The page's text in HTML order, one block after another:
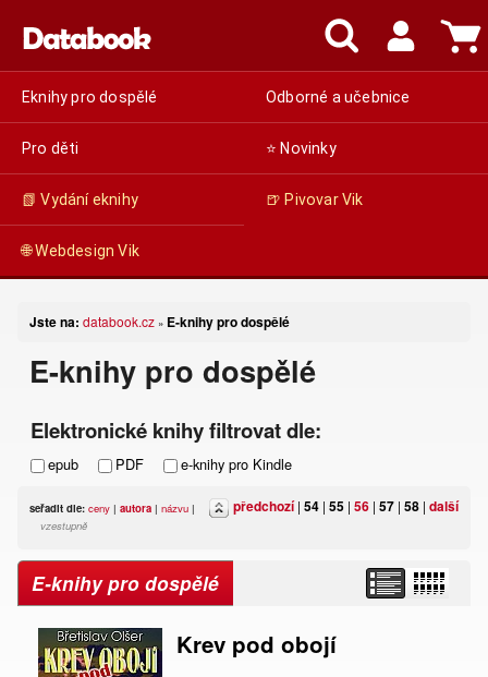
Eknihy pro dospělé Odborné a učebnice
Pro děti ⭐ Novinky
📗 Vydání eknihy 🍺 Pivovar Vik
🌐 Webdesign Vik
Jste na: databook.cz » E-knihy pro dospělé
E-knihy pro dospělé
Elektronické knihy filtrovat dle:
epub PDF e-knihy pro Kindle
předchozí| 54 | 55 | 56 | 57 | 58 | další
seřadit dle: ceny | autora | názvu |
vzestupně
E-knihy pro dospělé
Krev pod obojí